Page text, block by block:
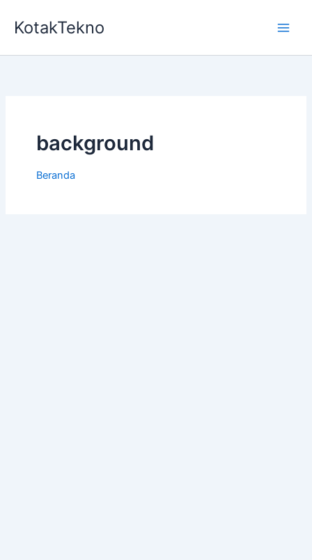
KotakTekno
background
Beranda